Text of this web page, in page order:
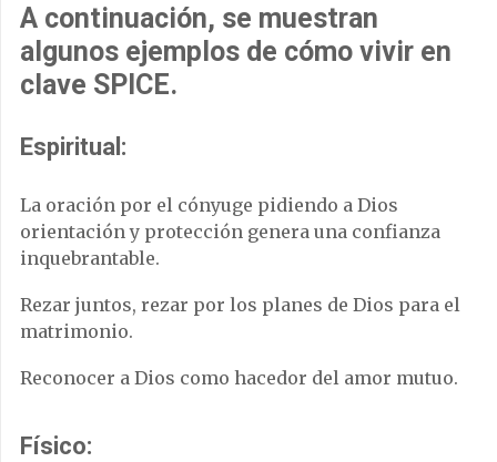
A continuación, se muestran
algunos ejemplos de cómo vivir en
clave SPICE.
Espiritual:
La oración por el cónyuge pidiendo a Dios
orientación y protección genera una confianza
inquebrantable.
Rezar juntos, rezar por los planes de Dios para el
matrimonio.
Reconocer a Dios como hacedor del amor mutuo.
Físico: